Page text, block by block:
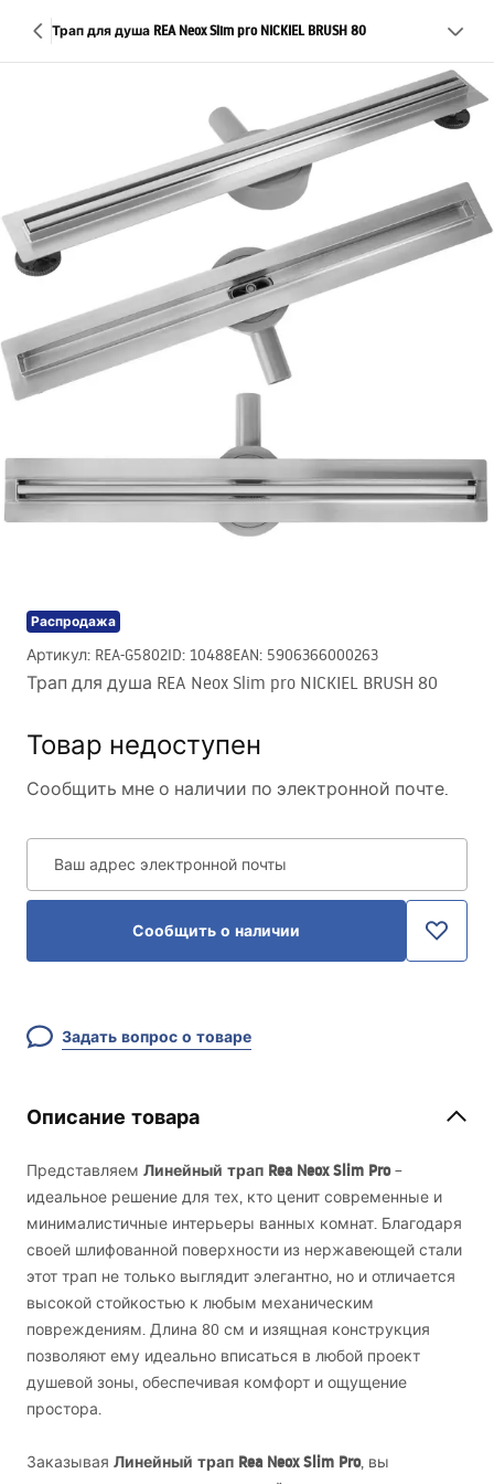
Трап для душа REA Neox Slim pro NICKIEL BRUSH 80
Распродажа
Артикул: REA-G5802ID: 10488EAN: 5906366000263
Трап для душа REA Neox Slim pro NICKIEL BRUSH 80
Товар недоступен
Сообщить мне о наличии по электронной почте.
Ваш адрес электронной почты
Сообщить о наличии
Задать вопрос о товаре
Описание товара
Представляем Линейный трап Rea Neox Slim Pro–
идеальное решение для тех, кто ценит современные и
минималистичные интерьеры ванных комнат. Благодаря
своей шлифованной поверхности из нержавеющей стали
этот трап не только выглядит элегантно, но и отличается
высокой стойкостью к любым механическим
повреждениям. Длина 80 см и изящная конструкция
позволяют ему идеально вписаться в любой проект
душевой зоны, обеспечивая комфорт и ощущение
простора.
Заказывая Линейный трап Rea Neox Slim Pro, вы